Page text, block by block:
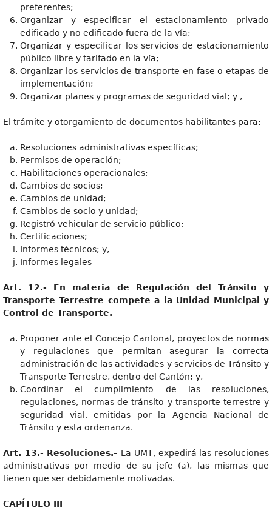
preferentes;
Organizar y especificar el estacionamiento privado
edificado y no edificado fuera de la vía;
Organizar y especificar los servicios de estacionamiento
público libre y tarifado en la vía;
Organizar los servicios de transporte en fase o etapas de
implementación;
Organizar planes y programas de seguridad vial; y ,
El trámite y otorgamiento de documentos habilitantes para:
Resoluciones administrativas específicas;
Permisos de operación;
Habilitaciones operacionales;
Cambios de socios;
Cambios de unidad;
Cambios de socio y unidad;
Registró vehicular de servicio público;
Certificaciones;
Informes técnicos; y,
Informes legales
Art. 12.- En materia de Regulación del Tránsito y
Transporte Terrestre compete a la Unidad Municipal y
Control de Transporte.
Proponer ante el Concejo Cantonal, proyectos de normas
y regulaciones que permitan asegurar la correcta
administración de las actividades y servicios de Tránsito y
Transporte Terrestre, dentro del Cantón; y,
Coordinar el cumplimiento de las resoluciones,
regulaciones, normas de tránsito y transporte terrestre y
seguridad vial, emitidas por la Agencia Nacional de
Tránsito y esta ordenanza.
Art. 13.- Resoluciones.- La UMT, expedirá las resoluciones
administrativas por medio de su jefe (a), las mismas que
tienen que ser debidamente motivadas.
CAPÍTULO III